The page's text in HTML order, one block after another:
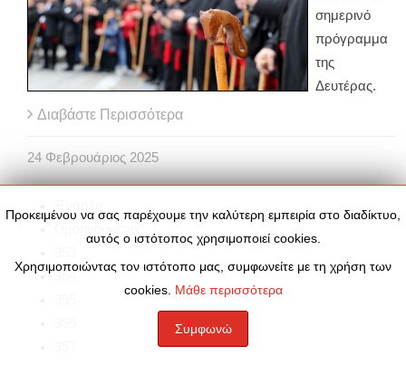
σημερινό
πρόγραμμα
της
Δευτέρας.
Διαβάστε Περισσότερα
24 Φεβρουάριος 2025
Προκειμένου να σας παρέχουμε την καλύτερη εμπειρία στο διαδίκτυο,
αυτός ο ιστότοπος χρησιμοποιεί cookies.
Χρησιμοποιώντας τον ιστότοπο μας, συμφωνείτε με τη χρήση των
cookies. Μάθε περισσότερα
Συμφωνώ